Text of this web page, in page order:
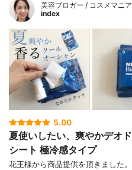
美容ブロガー / コスメマニア
index
5.00
夏使いしたい、爽やかデオ
シート 極冷感タイプ
花王様から商品提供を頂きました